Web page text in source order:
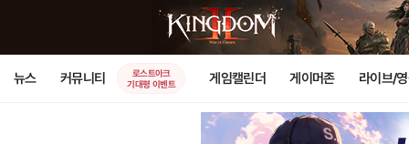
뉴스 커뮤니티
로스트아크
기대평 이벤트
게임캘린더 게이머존 라이브/